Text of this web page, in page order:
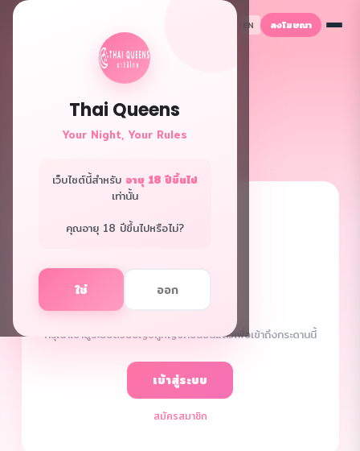
Thai Queens
Your Night, Your Rules
เว็บไซต์นี้สำหรับ อายุ 18 ปีขึ้นไป
เท่านั้น
คุณอายุ 18 ปีขึ้นไปหรือไม่?
ใช่ ออก
EN ลงโฆษณา
🔒
กรุณาเข้าสู่ระบบด้วยบัญชีผู้หญิงที่ยืนยันแล้วเพื่อเข้าถึงกระดานนี้
เข้าสู่ระบบ
สมัครสมาชิก